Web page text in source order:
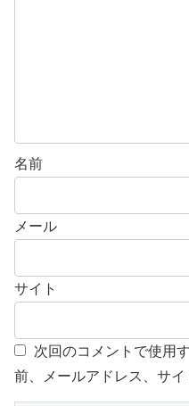
名前
メール
サイト
次回のコメントで使用
前、メールアドレス、サイ